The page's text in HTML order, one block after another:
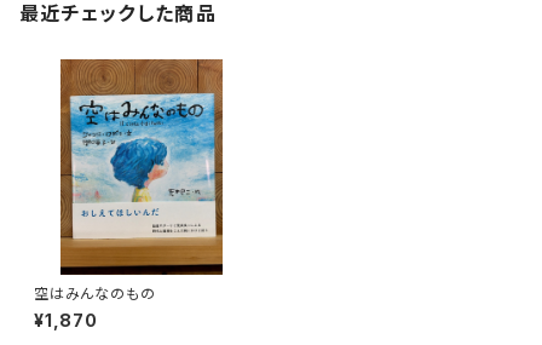
最近チェックした商品
空はみんなのもの
¥1,870